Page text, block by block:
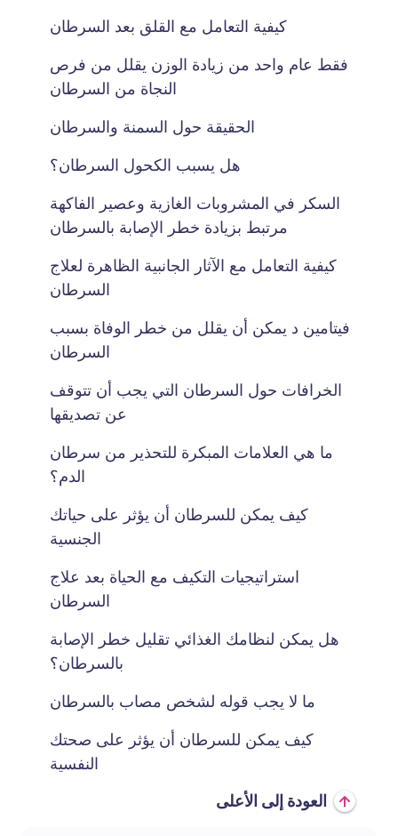
كيفية التعامل مع القلق بعد السرطان
فقط عام واحد من زيادة الوزن يقلل من فرص
النجاة من السرطان
الحقيقة حول السمنة والسرطان
هل يسبب الكحول السرطان؟
السكر في المشروبات الغازية وعصير الفاكهة
مرتبط بزيادة خطر الإصابة بالسرطان
كيفية التعامل مع الآثار الجانبية الظاهرة لعلاج
السرطان
فيتامين د يمكن أن يقلل من خطر الوفاة بسبب
السرطان
الخرافات حول السرطان التي يجب أن تتوقف
عن تصديقها
ما هي العلامات المبكرة للتحذير من سرطان
الدم؟
كيف يمكن للسرطان أن يؤثر على حياتك
الجنسية
استراتيجيات التكيف مع الحياة بعد علاج
السرطان
هل يمكن لنظامك الغذائي تقليل خطر الإصابة
بالسرطان؟
ما لا يجب قوله لشخص مصاب بالسرطان
كيف يمكن للسرطان أن يؤثر على صحتك
النفسية
العودة إلى الأعلى